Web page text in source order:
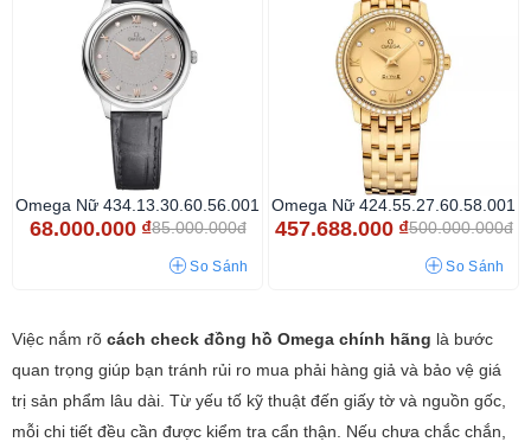
Omega Nữ 434.13.30.60.56.001
68.000.000 ₫85.000.000đ
So Sánh
Omega Nữ 424.55.27.60.58.001
457.688.000 ₫500.000.000đ
So Sánh
Việc nắm rõ cách check đồng hồ Omega chính hãng là bước
quan trọng giúp bạn tránh rủi ro mua phải hàng giả và bảo vệ giá
trị sản phẩm lâu dài. Từ yếu tố kỹ thuật đến giấy tờ và nguồn gốc,
mỗi chi tiết đều cần được kiểm tra cẩn thận. Nếu chưa chắc chắn,